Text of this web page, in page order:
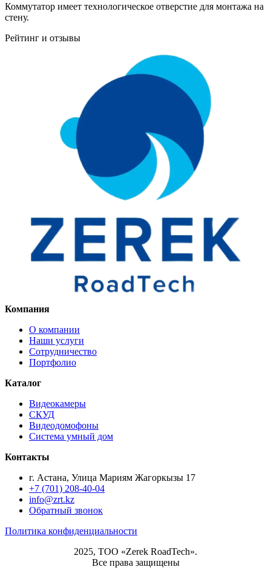
Коммутатор имеет технологическое отверстие для монтажа на
стену.
Рейтинг и отзывы
Компания
О компании
Наши услуги
Сотрудничество
Портфолио
Каталог
Видеокамеры
СКУД
Видеодомофоны
Система умный дом
Контакты
г. Астана, Улица Мариям Жагоркызы 17
+7 (701) 208-40-04
info@zrt.kz
Обратный звонок
Политика конфиденциальности
2025, ТОО «Zerek RoadTech».
Все права защищены